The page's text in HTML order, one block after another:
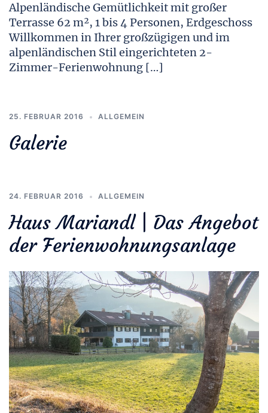
Alpenländische Gemütlichkeit mit großer
Terrasse 62 m², 1 bis 4 Personen, Erdgeschoss
Willkommen in Ihrer großzügigen und im
alpenländischen Stil eingerichteten 2-
Zimmer-Ferienwohnung […]
25. FEBRUAR 2016 ALLGEMEIN
Galerie
24. FEBRUAR 2016 ALLGEMEIN
Haus Mariandl | Das Angebot
der Ferienwohnungsanlage